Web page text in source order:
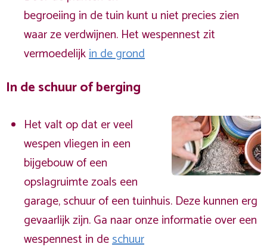
begroeiing in de tuin kunt u niet precies zien
waar ze verdwijnen. Het wespennest zit
vermoedelijkin de grond
In de schuur of berging
Het valt op dat er veel
wespen vliegen in een
bijgebouw of een
opslagruimte zoals een
garage, schuur of een tuinhuis. Deze kunnen erg
gevaarlijk zijn. Ga naar onze informatie over een
wespennest in deschuur